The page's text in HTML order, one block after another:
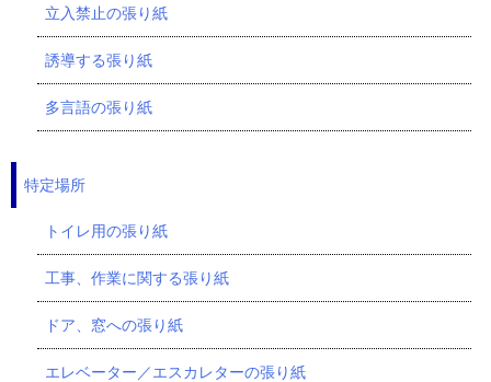
立入禁止の張り紙
誘導する張り紙
多言語の張り紙
特定場所
トイレ用の張り紙
工事、作業に関する張り紙
ドア、窓への張り紙
エレベーター／エスカレターの張り紙